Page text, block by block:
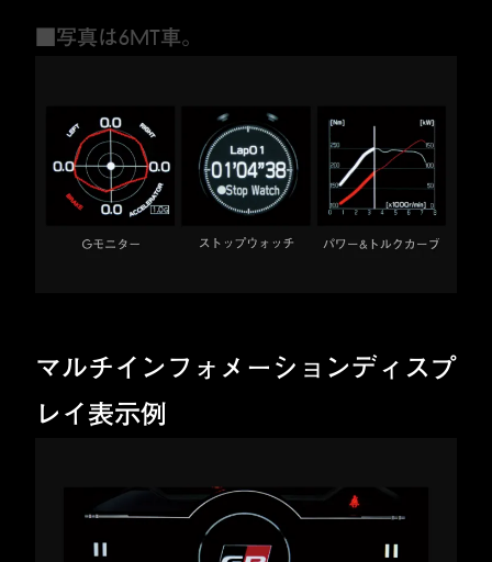
■写真は6MT車。
マルチインフォメーションディスプ
レイ表示例